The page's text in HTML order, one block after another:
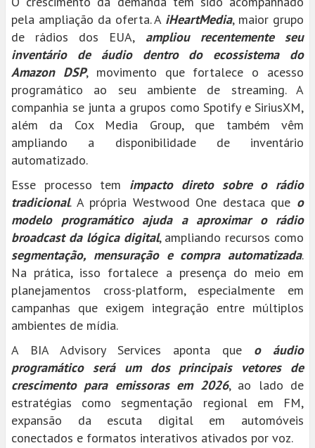
pela ampliação da oferta. A iHeartMedia, maior grupo
de rádios dos EUA, ampliou recentemente seu
inventário de áudio dentro do ecossistema do
Amazon DSP, movimento que fortalece o acesso
programático ao seu ambiente de streaming. A
companhia se junta a grupos como Spotify e SiriusXM,
além da Cox Media Group, que também vêm
ampliando a disponibilidade de inventário
automatizado.
Esse processo tem impacto direto sobre o rádio
tradicional. A própria Westwood One destaca que o
modelo programático ajuda a aproximar o rádio
broadcast da lógica digital, ampliando recursos como
segmentação, mensuração e compra automatizada.
Na prática, isso fortalece a presença do meio em
planejamentos cross-platform, especialmente em
campanhas que exigem integração entre múltiplos
ambientes de mídia.
A BIA Advisory Services aponta que o áudio
programático será um dos principais vetores de
crescimento para emissoras em 2026, ao lado de
estratégias como segmentação regional em FM,
expansão da escuta digital em automóveis
conectados e formatos interativos ativados por voz.